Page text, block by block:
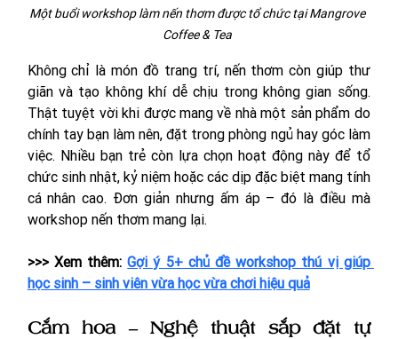
Một buổi workshop làm nến thơm được tổ chức tại Mangrove
Coffee & Tea
Không chỉ là món đồ trang trí, nến thơm còn giúp thư
giãn và tạo không khí dễ chịu trong không gian sống.
Thật tuyệt vời khi được mang về nhà một sản phẩm do
chính tay bạn làm nên, đặt trong phòng ngủ hay góc làm
việc. Nhiều bạn trẻ còn lựa chọn hoạt động này để tổ
chức sinh nhật, kỷ niệm hoặc các dịp đặc biệt mang tính
cá nhân cao. Đơn giản nhưng ấm áp – đó là điều mà
workshop nến thơm mang lại.
>>> Xem thêm: Gợi ý 5+ chủ đề workshop thú vị giúp
học sinh – sinh viên vừa học vừa chơi hiệu quả
Cắm hoa – Nghệ thuật sắp đặt tự